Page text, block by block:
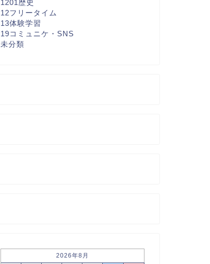
1201歴史
12フリータイム
13体験学習
19コミュニケ・SNS
未分類
2026年8月